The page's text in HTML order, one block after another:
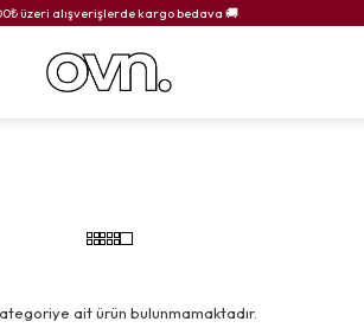
üzeri alışverişlerde kargo bedava 🚚
ait ürün bulunmamaktadır.